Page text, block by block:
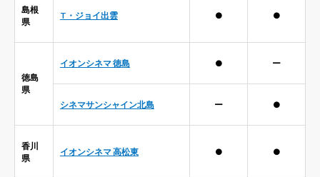
島根
県
T・ジョイ出雲 ● ●
徳島
県
イオンシネマ 徳島 ● ー
シネマサンシャイン北島 ー ●
香川
県
イオンシネマ 高松東 ● ●